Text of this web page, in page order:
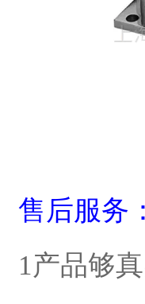
售后服务
1产品够